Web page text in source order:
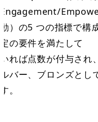
Engagement/
動）の5 つの指標で構
定の要件を満たして
いれば点数が付与さ
ルバー、ブロンズとし
す。